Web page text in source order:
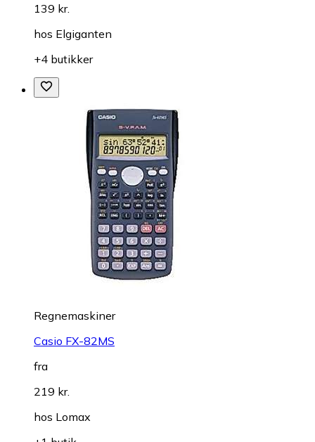
139 kr.
hos Elgiganten
+4 butikker
Regnemaskiner
Casio FX-82MS
fra
219 kr.
hos Lomax